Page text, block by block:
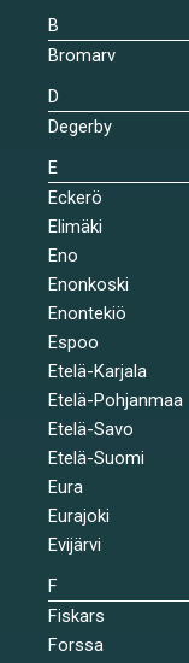
B
Bromarv
D
Degerby
E
Eckerö
Elimäki
Eno
Enonkoski
Enontekiö
Espoo
Etelä-Karjala
Etelä-Pohjanmaa
Etelä-Savo
Etelä-Suomi
Eura
Eurajoki
Evijärvi
F
Fiskars
Forssa